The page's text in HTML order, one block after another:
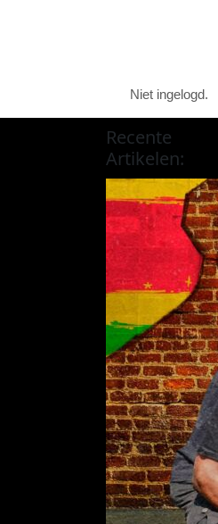
Niet ingelogd.
Recente
Artikelen: